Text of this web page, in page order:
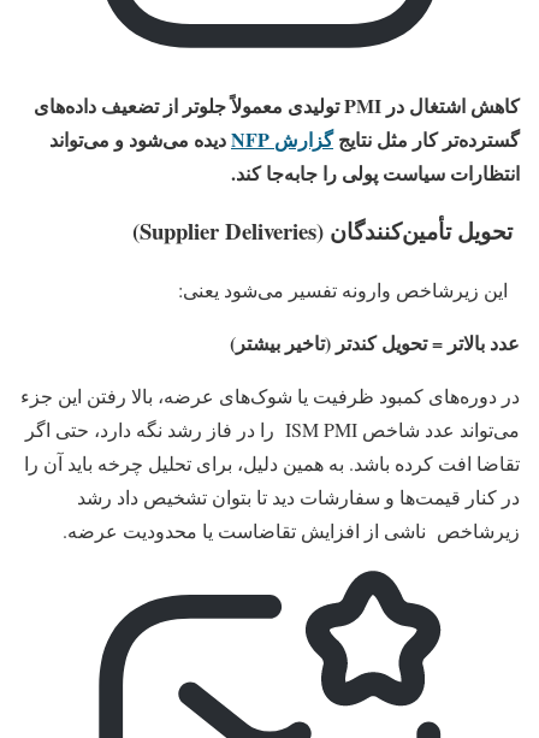
کاهش اشتغال در PMI تولیدی معمولاً جلوتر از تضعیف داده‌های
گسترده‌تر کار مثل نتایجگزارش NFPدیده می‌شود و می‌تواند
انتظارات سیاست پولی را جابه‌جا کند.
تحویل تأمین‌کنندگان (Supplier Deliveries)
این زیرشاخص وارونه تفسیر می‌شود یعنی:
عدد بالاتر = تحویل کندتر (تاخیر بیشتر)
در دوره‌های کمبود ظرفیت یا شوک‌های عرضه، بالا رفتن این جزء
می‌تواند عدد شاخص ISM PMI را در فاز رشد نگه دارد، حتی اگر
تقاضا افت کرده باشد. به همین دلیل، برای تحلیل چرخه باید آن را
در کنار قیمت‌ها و سفارشات دید تا بتوان تشخیص داد رشد
زیرشاخص ناشی از افزایش تقاضاست یا محدودیت عرضه.